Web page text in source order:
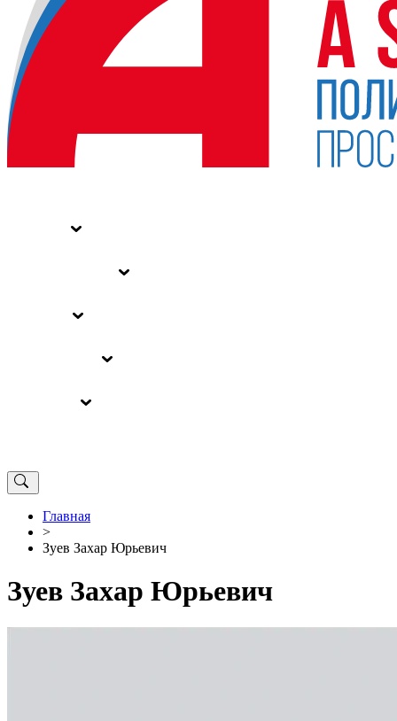
Главная
>
Зуев Захар Юрьевич
Зуев Захар Юрьевич